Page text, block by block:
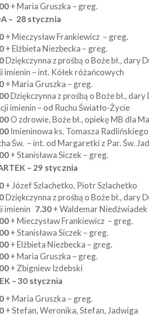
+ Maria Gruszka – greg.
– 28 stycznia
+ Mieczysław Frankiewicz – greg.
+ Elżbieta Niezbecka – greg.
Dziękczynna z prośbą o Boże bł., dary
imienin – int. Kółek różańcowych
+ Maria Gruszka – greg.
Dziękczynna z prośbą o Boże bł.,
imienin – od Ruchu Światło-Życie
O zdrowie, Boże bł., opiekę MB dla
Imieninowa ks. Tomasza
Św. – int. od Margaretki z Par. Św.
+ Stanisława Siczek – greg.
– 29 stycznia
+ Józef Szlachetko, Piotr
Dziękczynna z prośbą o Boże bł., dary
imienin 7.30+ Waldemar Niedźwiadek
+ Mieczysław Frankiewicz – greg.
+ Stanisława Siczek – greg.
+ Elżbieta Niezbecka – greg.
+ Maria Gruszka – greg.
+ Zbigniew Izdebski
– 30 stycznia
+ Maria Gruszka – greg.
+ Stefan, Weronika, Stefan, Jadwiga